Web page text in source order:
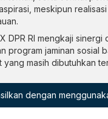
meskipun
DPR RI mengkaji
program jaminan sosial
yang masih dibutuhkan
dengan